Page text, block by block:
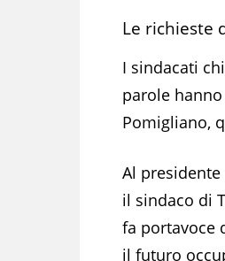
Le richieste
I sindacati
parole
Pomigliano,
Al
il sindaco di
fa portavoce
il futuro